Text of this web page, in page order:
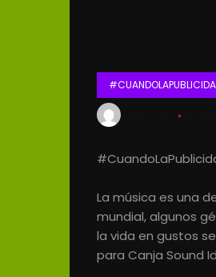
La música es una
mundial, algunos
la vida en gustos
para Canja Sound